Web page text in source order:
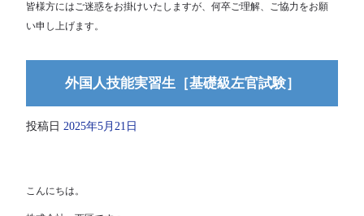
皆様方にはご迷惑をお掛けいたしますが、何卒ご理解、ご協力をお願
い申し上げます。
外国人技能実習生［基礎級左官試験］
投稿日 2025年5月21日
こんにちは。